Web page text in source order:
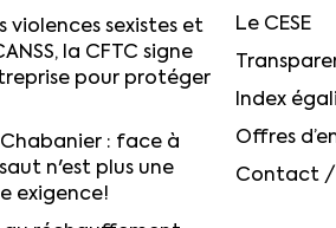
violences sexistes et
la CFTC signe
pour protéger
: face à
n'est plus une
exigence!
Le CESE
Index
Offres
Contact /